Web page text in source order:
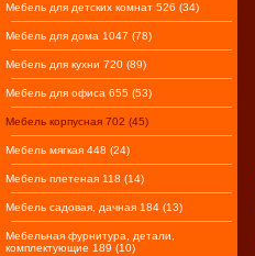
Мебель для детских комнат 526 (34)
Мебель для дома 1047 (78)
Мебель для кухни 720 (89)
Мебель для офиса 655 (53)
Мебель корпусная 702 (45)
Мебель мягкая 448 (24)
Мебель плетеная 118 (14)
Мебель садовая, дачная 184 (13)
Мебельная фурнитура, детали,
комплектующие 189 (10)